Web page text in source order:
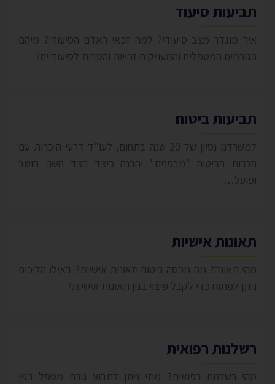
תביעות סיעוד
איך מוגדר מצב סיעודי? למה זכאי האדם הסיעודי? מיהם
הגורמים המטפלים והמעניקים זכויות והטבות לסיעודיים?
תביעות ביטוח
למשרדנו נסיון של 20 שנה בתחום, לעו"ד דרעי היכרות עם
חברות הביטוח "מבפנים" והבנה כיצד הצד השני חושב
ופועל…
תאונות אישיות
מהי תאונה? מה מכסה ביטוח תאונות אישיות? באילו הליכים
ניתן לפתוח כדי לקבל פיצוי בגין תאונות אישיות?
רשלנות רפואית
מהי רשלנות רפואית? מתי ניתן לתבוע גורם מטפל בגין